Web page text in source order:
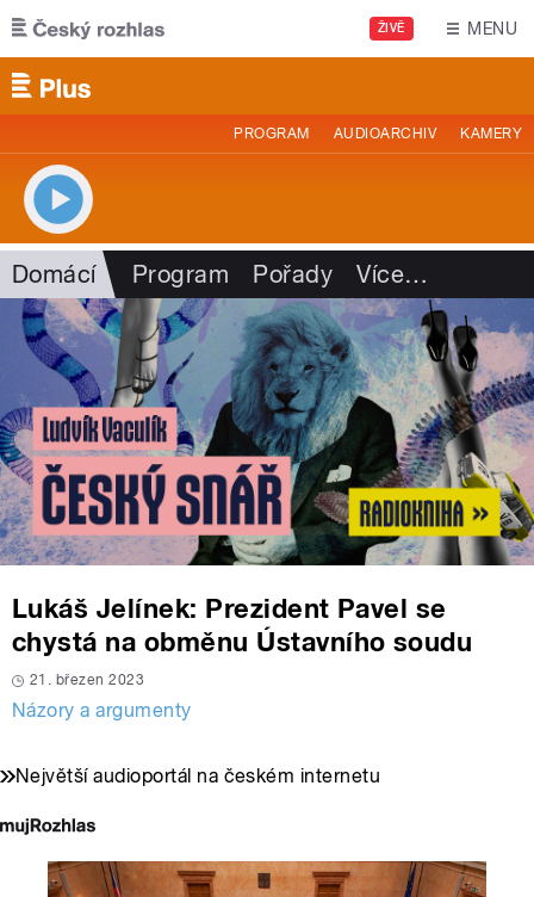
Přejít k hlavnímu obsahu
ŽIVĚ MENU
PROGRAM AUDIOARCHIV KAMERY
Domácí Program Pořady Více…
Lukáš Jelínek: Prezident Pavel se
chystá na obměnu Ústavního soudu
21. březen 2023
Názory a argumenty
Největší audioportál na českém internetu